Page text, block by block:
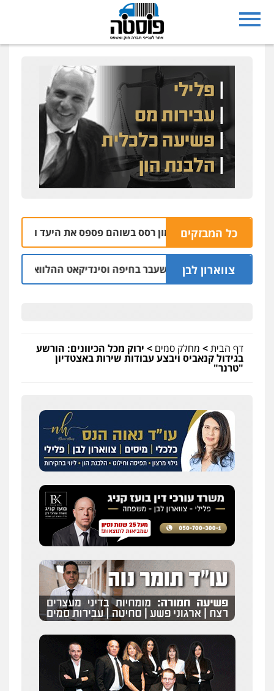
כל המבזקים
הבהרה: רימון רסס בשוהם פספס את היעד ופגע בבית של
צווארון לבן
יו"ר ש"ס לשעבר בחיפה וסינדיקאט ההלוואות של
דף הבית> מחלק סמים > ירוק מכל הכיוונים: הורשע
בגידול קנאביס ויבצע עבודות שירות באצטדיון
"טרנר"